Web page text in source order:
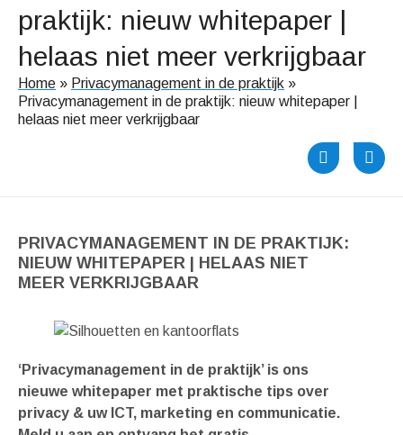
praktijk: nieuw whitepaper |
helaas niet meer verkrijgbaar
Home » Privacymanagement in de praktijk »
Privacymanagement in de praktijk: nieuw whitepaper |
helaas niet meer verkrijgbaar
PRIVACYMANAGEMENT IN DE PRAKTIJK:
NIEUW WHITEPAPER | HELAAS NIET
MEER VERKRIJGBAAR
‘Privacymanagement in de praktijk’ is ons
nieuwe whitepaper met praktische tips over
privacy & uw ICT, marketing en communicatie.